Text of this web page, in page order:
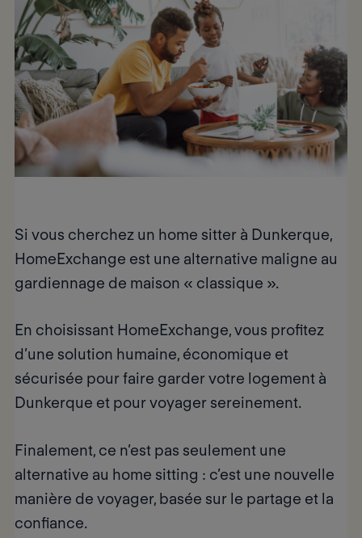
Si vous cherchez un home sitter à Dunkerque,
HomeExchange est une alternative maligne au
gardiennage de maison « classique ».
En choisissant HomeExchange, vous profitez
d’une solution humaine, économique et
sécurisée pour faire garder votre logement à
Dunkerque et pour voyager sereinement.
Finalement, ce n’est pas seulement une
alternative au home sitting : c’est une nouvelle
manière de voyager, basée sur le partage et la
confiance.